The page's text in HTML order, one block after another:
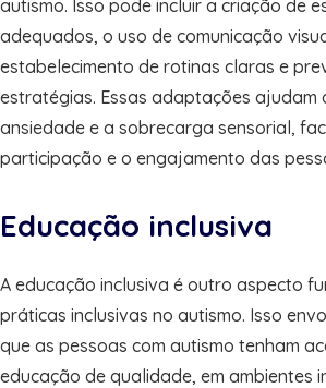
autismo. Isso pode incluir a criação de
adequados, o uso de comunicação
estabelecimento de rotinas claras e
estratégias. Essas adaptações ajudam
ansiedade e a sobrecarga sensorial,
participação e o engajamento das
Educação inclusiva
A educação inclusiva é outro aspecto
práticas inclusivas no autismo. Isso
que as pessoas com autismo tenham
educação de qualidade, em ambientes